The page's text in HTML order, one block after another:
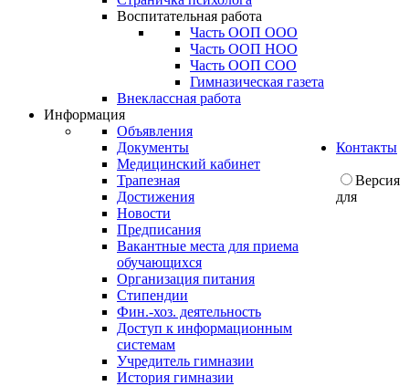
Воспитательная работа
Часть ООП ООО
Часть ООП НОО
Часть ООП СОО
Гимназическая газета
Внеклассная работа
Информация
Объявления
Документы
Медицинский кабинет
Трапезная
Достижения
Новости
Предписания
Вакантные места для приема
обучающихся
Организация питания
Стипендии
Фин.-хоз. деятельность
Доступ к информационным
системам
Учредитель гимназии
История гимназии
Контакты
Версия
для